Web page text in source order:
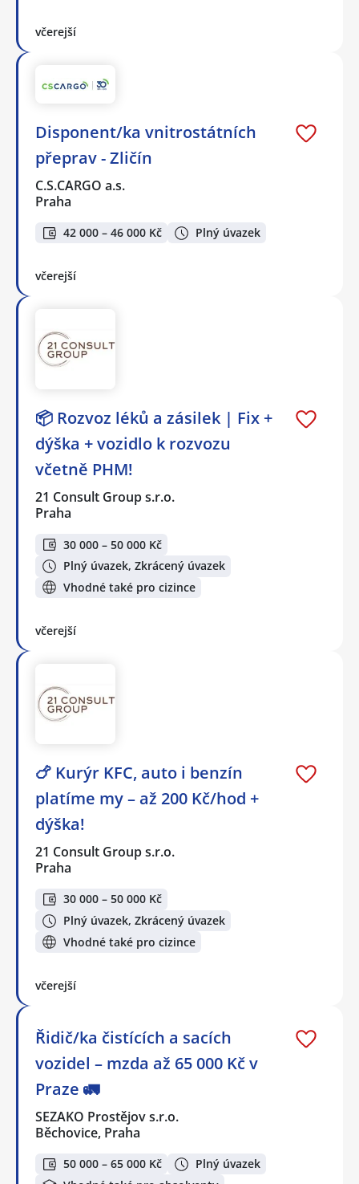
včerejší
Disponent/ka vnitrostátních
přeprav - Zličín
C.S.CARGO a.s.
Praha
42 000 – 46 000 Kč Plný úvazek
včerejší
📦 Rozvoz léků a zásilek | Fix +
dýška + vozidlo k rozvozu
včetně PHM!
21 Consult Group s.r.o.
Praha
30 000 – 50 000 Kč
Plný úvazek, Zkrácený úvazek
Vhodné také pro cizince
včerejší
🍗 Kurýr KFC, auto i benzín
platíme my – až 200 Kč/hod +
dýška!
21 Consult Group s.r.o.
Praha
30 000 – 50 000 Kč
Plný úvazek, Zkrácený úvazek
Vhodné také pro cizince
včerejší
Řidič/ka čistících a sacích
vozidel – mzda až 65 000 Kč v
Praze 🚛
SEZAKO Prostějov s.r.o.
Běchovice, Praha
50 000 – 65 000 Kč
Plný úvazek